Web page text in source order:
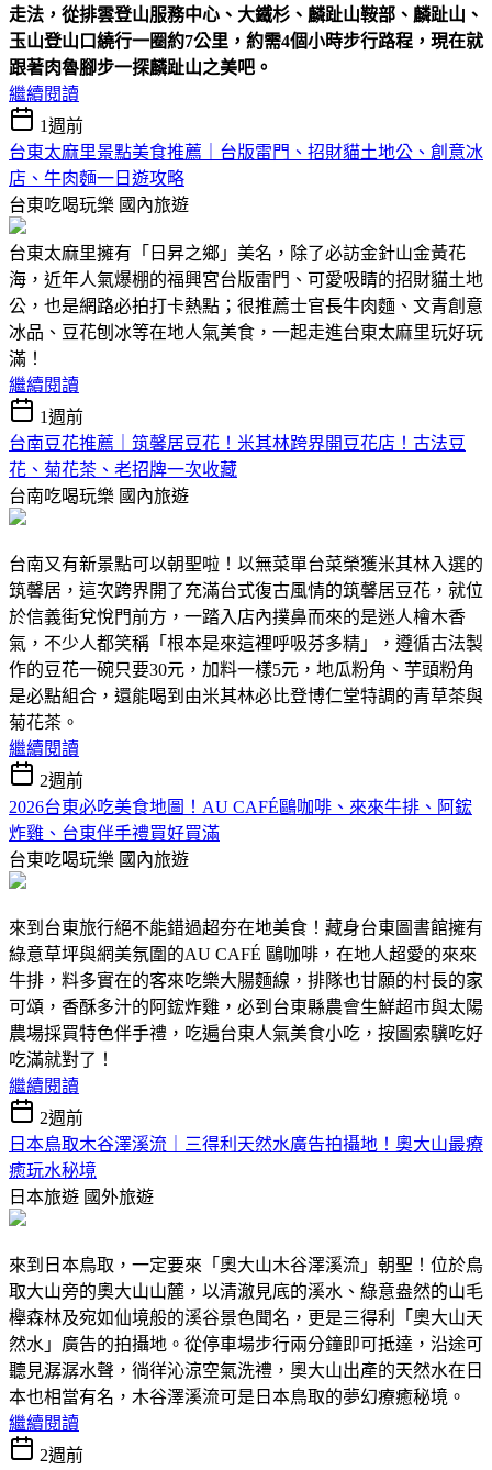
走法，從排雲登山服務中心、大鐵杉、麟趾山鞍部、麟趾山、
玉山登山口繞行一圈約7公里，約需4個小時步行路程，現在就
跟著肉魯腳步一探麟趾山之美吧。
繼續閱讀
1週前
台東太麻里景點美食推薦｜台版雷門、招財貓土地公、創意冰
店、牛肉麵一日遊攻略
台東吃喝玩樂 國內旅遊
台東太麻里擁有「日昇之鄉」美名，除了必訪金針山金黃花
海，近年人氣爆棚的福興宮台版雷門、可愛吸睛的招財貓土地
公，也是網路必拍打卡熱點；很推薦士官長牛肉麵、文青創意
冰品、豆花刨冰等在地人氣美食，一起走進台東太麻里玩好玩
滿！
繼續閱讀
1週前
台南豆花推薦｜筑馨居豆花！米其林跨界開豆花店！古法豆
花、菊花茶、老招牌一次收藏
台南吃喝玩樂 國內旅遊
台南又有新景點可以朝聖啦！以無菜單台菜榮獲米其林入選的
筑馨居，這次跨界開了充滿台式復古風情的筑馨居豆花，就位
於信義街兌悅門前方，一踏入店內撲鼻而來的是迷人檜木香
氣，不少人都笑稱「根本是來這裡呼吸芬多精」，遵循古法製
作的豆花一碗只要30元，加料一樣5元，地瓜粉角、芋頭粉角
是必點組合，還能喝到由米其林必比登博仁堂特調的青草茶與
菊花茶。
繼續閱讀
2週前
2026台東必吃美食地圖！AU CAFÉ鷗咖啡、來來牛排、阿鋐
炸雞、台東伴手禮買好買滿
台東吃喝玩樂 國內旅遊
來到台東旅行絕不能錯過超夯在地美食！藏身台東圖書館擁有
綠意草坪與網美氛圍的AU CAFÉ 鷗咖啡，在地人超愛的來來
牛排，料多實在的客來吃樂大腸麵線，排隊也甘願的村長的家
可頌，香酥多汁的阿鋐炸雞，必到台東縣農會生鮮超市與太陽
農場採買特色伴手禮，吃遍台東人氣美食小吃，按圖索驥吃好
吃滿就對了！
繼續閱讀
2週前
日本鳥取木谷澤溪流｜三得利天然水廣告拍攝地！奧大山最療
癒玩水秘境
日本旅遊 國外旅遊
來到日本鳥取，一定要來「奧大山木谷澤溪流」朝聖！位於鳥
取大山旁的奧大山山麓，以清澈見底的溪水、綠意盎然的山毛
櫸森林及宛如仙境般的溪谷景色聞名，更是三得利「奧大山天
然水」廣告的拍攝地。從停車場步行兩分鐘即可抵達，沿途可
聽見潺潺水聲，徜徉沁涼空氣洗禮，奧大山出產的天然水在日
本也相當有名，木谷澤溪流可是日本鳥取的夢幻療癒秘境。
繼續閱讀
2週前